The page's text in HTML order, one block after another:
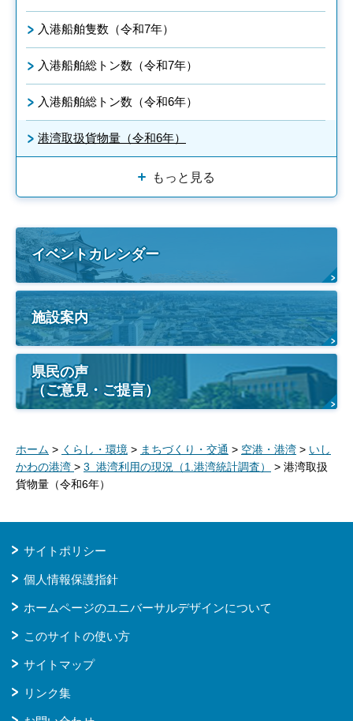
入港船舶隻数（令和7年）
入港船舶総トン数（令和7年）
入港船舶総トン数（令和6年）
港湾取扱貨物量（令和6年）
もっと見る
イベントカレンダー
施設案内
県民の声
（ご意見・ご提言）
ホーム > くらし・環境 > まちづくり・交通 > 空港・港湾 > いし
かわの港湾 > 3 港湾利用の現況（1.港湾統計調査）
> 港湾取扱
貨物量（令和6年）
サイトポリシー
個人情報保護指針
ホームページのユニバーサルデザインについて
このサイトの使い方
サイトマップ
リンク集